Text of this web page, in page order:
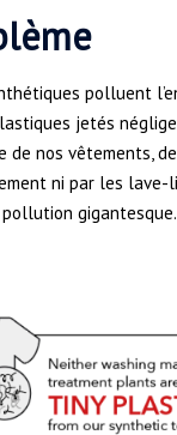
polluent
jetés
de nos vêtements,
ni par les lave-
gigantesque.